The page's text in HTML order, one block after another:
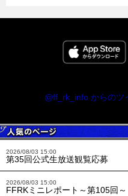
@ff_rk_info からのツ
2026/08/03 15:00
第35回公式生放送観覧応募
2026/08/03 15:00
FFRKミニレポート～第105回～